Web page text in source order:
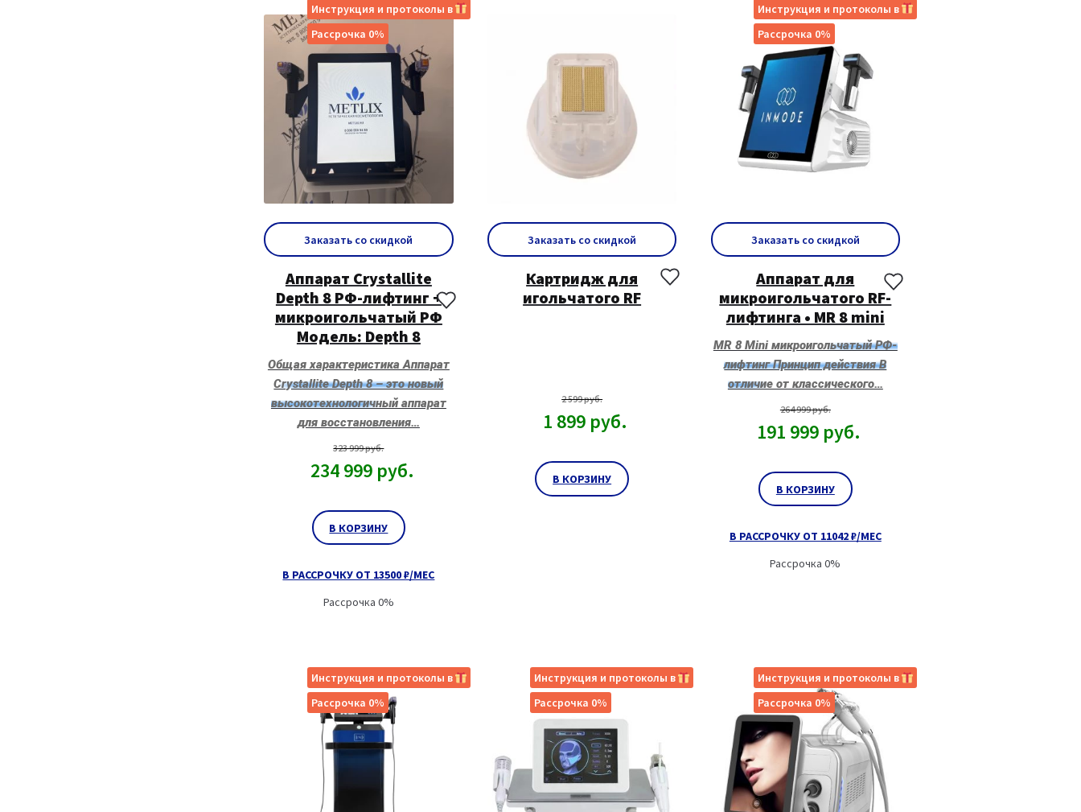
Заказать со скидкой
Инструкция и протоколы в
Рассрочка 0%
Аппарат Crystallite
Depth 8 РФ-лифтинг +
микроигольчатый РФ
Модель: Depth 8
Общая характеристика Аппарат
Crystallite Depth 8 – это новый
высокотехнологичный аппарат
для восстановления…
323 999руб.
234 999 руб.
В КОРЗИНУ
В РАССРОЧКУ ОТ 13500 ₽/МЕС
Рассрочка 0%
Заказать со скидкой
Картридж для
игольчатого RF
2 599руб.
1 899 руб.
В КОРЗИНУ
Заказать со скидкой
Инструкция и протоколы в
Рассрочка 0%
Аппарат для
микроигольчатого RF-
лифтинга • MR 8 mini
MR 8 Mini микроигольчатый РФ-
лифтинг Принцип действия В
отличие от классического…
264 999руб.
191 999 руб.
В КОРЗИНУ
В РАССРОЧКУ ОТ 11042 ₽/МЕС
Рассрочка 0%
Инструкция и протоколы в
Рассрочка 0%
Инструкция и протоколы в
Рассрочка 0%
Инструкция и протоколы в
Рассрочка 0%